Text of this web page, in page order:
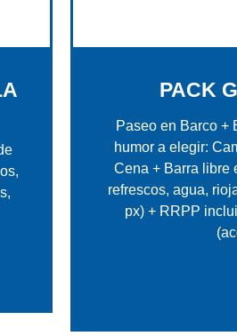
PACK
Paseo en Barco +
humor a elegir:
Cena + Barra libre
refrescos, agua,
px) + RRPP